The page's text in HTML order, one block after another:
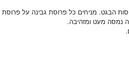
הבגט. מניחים כל פרוסת גבינה על פרוסת